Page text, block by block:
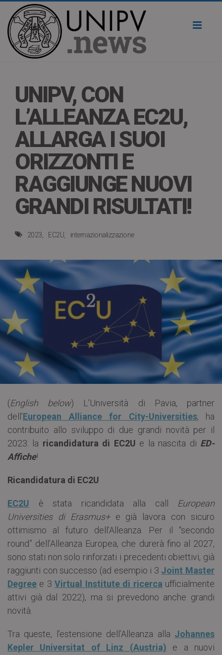
UNIPV, CON
L’ALLEANZA EC2U,
ALLARGA I SUOI
ORIZZONTI E
RAGGIUNGE NUOVI
GRANDI RISULTATI!
2023 EC2U internazionalizzazione
(English below) L’Università di Pavia, partner
dell’European Alliance for City-Universities, ha
contribuito allo sviluppo di due grandi novità per il
2023: la ricandidatura di EC2U e la nascita di ED-
Affiche!
Ricandidatura di EC2U
EC2U è stata ricandidata alla call European
Universities di Erasmus+e già lavora con sicuro
ottimismo al futuro dell’Alleanza. Per il “secondo
round” dell’Alleanza Europea, che durerà fino al 2027,
sono stati non solo rinforzati i precedenti obiettivi, già
raggiunti con successo (ad esempio i 3 Joint Master
Degree e 3Virtual Institute di ricerca ufficialmente
attivi già dal 2022), ma si prevedono anche grandi
novità.
Tra queste, l’estensione dell’Alleanza alla Johannes
Kepler Universitat of Linz (Austria) e a nuovi